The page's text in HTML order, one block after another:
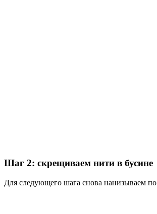
Шаг 2: скрещиваем нити в бусине
Для следующего шага снова нанизываем